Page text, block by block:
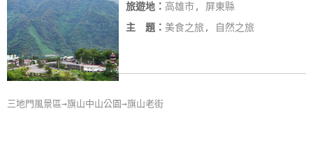
旅遊地： 高雄市, 屏東縣
主 題： 美食之旅, 自然之旅
三地門風景區→旗山中山公園→旗山老街